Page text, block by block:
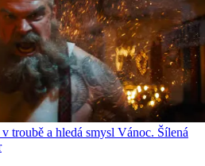
troubě a hledá smysl Vánoc. Šílená